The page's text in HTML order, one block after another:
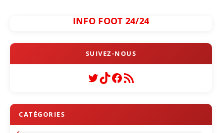
INFO FOOT 24/24
Twitter
TikTok
Facebook
Flux RSS